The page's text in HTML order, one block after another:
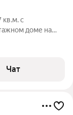
кв.м. с
доме на
Чат